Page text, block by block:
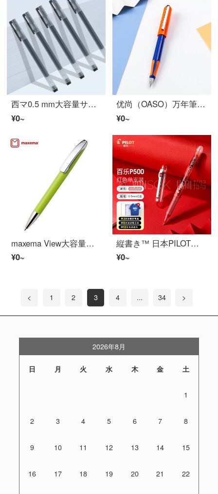
西マ0.5 mm大容量サインペン巨能写ボア学生水筆簡約黒試験ペン5本
¥0~
优尚（OASO）万年筆萌动S005时尚高铱金EF尖银离子抑菌硅胶正姿笔握签字笔礼盒学生男女生练字笔橙蓝撞色
¥0~
maxema View大容量旋转原子笔黑色1.0 进口商务办公油笔ボールペン刻字免费 青色
¥0~
縦書き™ 日本PILOT百楽P 500ボーパス試験限定大容量直液式走珠ペンP 700執務署名ペン0.5 mm赤0.5 mmシングルサポート
¥0~
< 1 2 3 4 ... 34 >
2026年8月
日 月 火 水 木 金 土
1
2 3 4 5 6 7 8
9 10 11 12 13 14 15
16 17 18 19 20 21 22